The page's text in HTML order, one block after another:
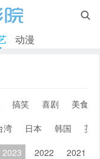

动漫
搞笑 喜剧
美食
湾 日本 韩国
英
2023 2022 2021